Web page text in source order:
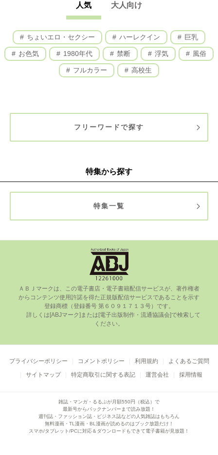
人気 大人向け
ちょいエロ・セクシー ハーレクイン 巨乳
お色気 1980年代 禁断 浮気 風俗
フルカラー 高校生
フリーワードで探す
特集から探す
特集一覧
ＡＢＪマークは、この電⼦書店・電⼦書籍配信サービスが、著作権者
からコンテンツ使⽤許諾を得た正規版配信サービスであることを⽰す
登録商標（登録番号 第６０９１７１３号）です。
ください。
プライバシーポリシー コメントポリシー 利用規約
よくあるご質問
サイトマップ
特定商取引に関する表記 運営会社 採用情報
雑誌・マンガ・るるぶが月額550円（税込）で
最新号からバックナンバーまで読み放題！
週刊誌・ファッション誌・ビジネス誌などの人気雑誌はもちろん
無料漫画・TL漫画・BL漫画が読めるのはブック放題だけ！
スマホ/タブレット/PCに対応＆ダウンロードもできて電子書籍が見放題！